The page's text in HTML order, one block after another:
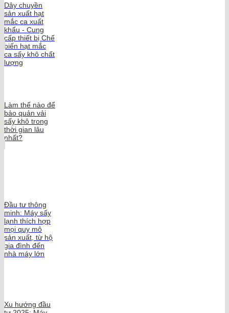
Dây chuyền
sản xuất hạt
mắc ca xuất
khẩu - Cung
cấp thiết bị Chế
biến hạt mắc
ca sấy khô chất
lượng
Làm thế nào để
bảo quản vải
sấy khô trong
thời gian lâu
nhất?
Đầu tư thông
minh: Máy sấy
lạnh thích hợp
mọi quy mô
sản xuất, từ hộ
gia đình đến
nhà máy lớn
Xu hướng đầu